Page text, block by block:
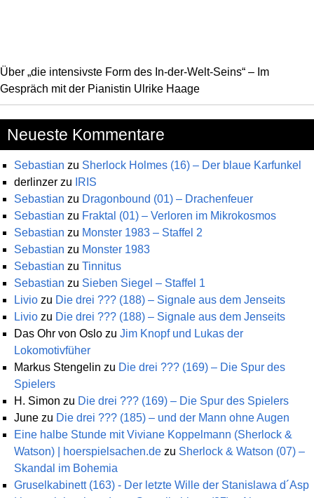
Über „die intensivste Form des In-der-Welt-Seins“ – Im
Gespräch mit der Pianistin Ulrike Haage
Neueste Kommentare
Sebastian zu Sherlock Holmes (16) – Der blaue Karfunkel
derlinzer zu
IRIS
Sebastian zu Dragonbound (01) – Drachenfeuer
Sebastian zu Fraktal (01) – Verloren im Mikrokosmos
Sebastian zu Monster 1983 – Staffel 2
Sebastian zu Monster 1983
Sebastian zu Tinnitus
Sebastian zu Sieben Siegel – Staffel 1
Livio zu Die drei ??? (188) – Signale aus dem Jenseits
Livio zu Die drei ??? (188) – Signale aus dem Jenseits
Das Ohr von Oslo zu Jim Knopf und Lukas der
Lokomotivfüher
Markus Stengelin zu Die drei ??? (169) – Die Spur des
Spielers
H. Simon zu Die drei ??? (169) – Die Spur des Spielers
June zu Die drei ??? (185) – und der Mann ohne Augen
Eine halbe Stunde mit Viviane Koppelmann (Sherlock &
Watson) | hoerspielsachen.de zu Sherlock & Watson (07) –
Skandal im Bohemia
Gruselkabinett (163) - Der letzte Wille der Stanislawa d´Asp